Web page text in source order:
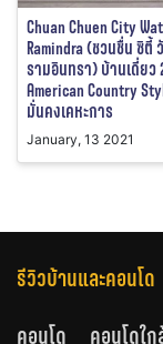
Chuan Chuen City
Ramindra (ชวนชื่น ซิตี้
รามอินทรา) บ้านเดี่ยว
American Country
มั่นคงเคหะการ
January, 13 2021
รีวิวบ้านและคอนโด
คอนโด
คอนโดใ